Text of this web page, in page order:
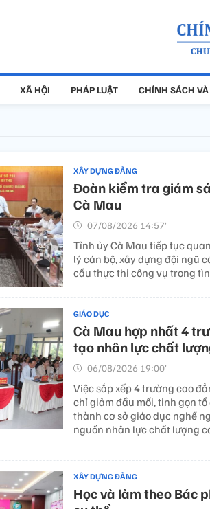
XÃ HỘI PHÁP LUẬT CHÍNH SÁCH
XÂY DỰNG ĐẢNG
Đoàn kiểm tra giám
Cà Mau
07/08/2026 14:57’
Tỉnh ủy Cà Mau tiếp tục
lý cán bộ, xây dựng đội ngũ
cầu thực thi công vụ trong
GIÁO DỤC
Cà Mau hợp nhất 4
tạo nhân lực chất
06/08/2026 19:00’
Việc sắp xếp 4 trường cao
chỉ giảm đầu mối, tinh gọn
thành cơ sở giáo dục nghề
nguồn nhân lực chất lượng
XÂY DỰNG ĐẢNG
Học và làm theo Bác